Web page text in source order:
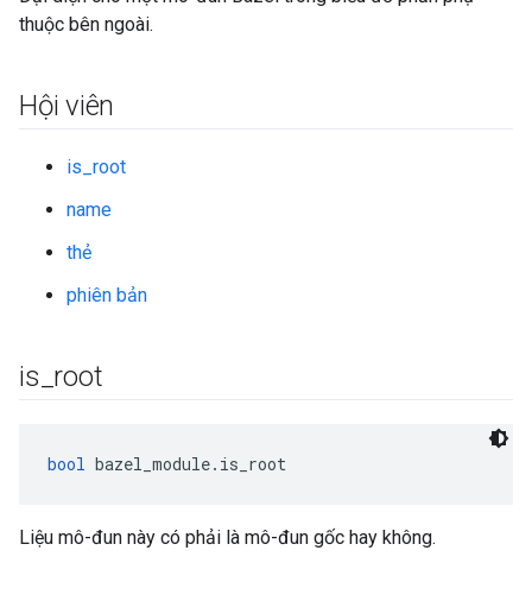
thuộc bên ngoài.
Hội viên
is_root
name
thẻ
phiên bản
is root
bool bazel_module.is_root
Liệu mô-đun này có phải là mô-đun gốc hay không.